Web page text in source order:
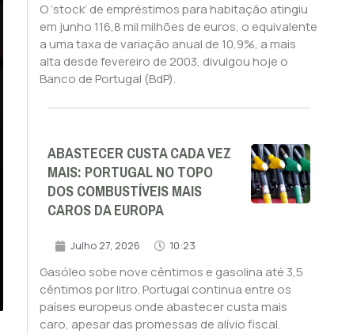
O ‘stock’ de empréstimos para habitação atingiu
em junho 116,8 mil milhões de euros, o equivalente
a uma taxa de variação anual de 10,9%, a mais
alta desde fevereiro de 2003, divulgou hoje o
Banco de Portugal (BdP).
ABASTECER CUSTA CADA VEZ
MAIS: PORTUGAL NO TOPO
DOS COMBUSTÍVEIS MAIS
CAROS DA EUROPA
Julho 27, 2026 10:23
Gasóleo sobe nove cêntimos e gasolina até 3,5
cêntimos por litro. Portugal continua entre os
países europeus onde abastecer custa mais
caro, apesar das promessas de alívio fiscal.